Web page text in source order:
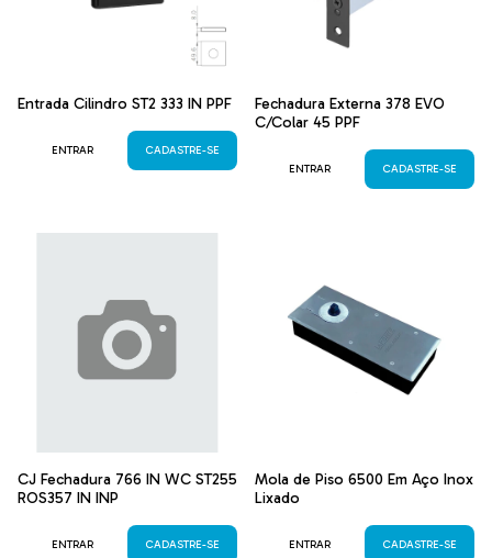
Entrada Cilindro ST2 333 IN PPF
ENTRAR CADASTRE-SE
Fechadura Externa 378 EVO
C/Colar 45 PPF
ENTRAR CADASTRE-SE
CJ Fechadura 766 IN WC ST255
ROS357 IN INP
ENTRAR CADASTRE-SE
Mola de Piso 6500 Em Aço Inox
Lixado
ENTRAR CADASTRE-SE